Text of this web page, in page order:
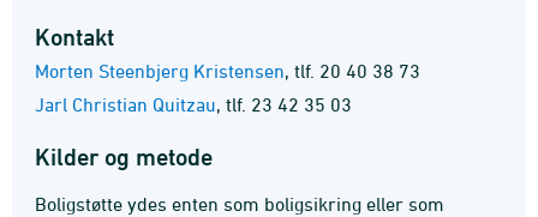
Kontakt
Morten Steenbjerg Kristensen, tlf. 20 40 38 73
Jarl Christian Quitzau, tlf. 23 42 35 03
Kilder og metode
Boligstøtte ydes enten som boligsikring eller som